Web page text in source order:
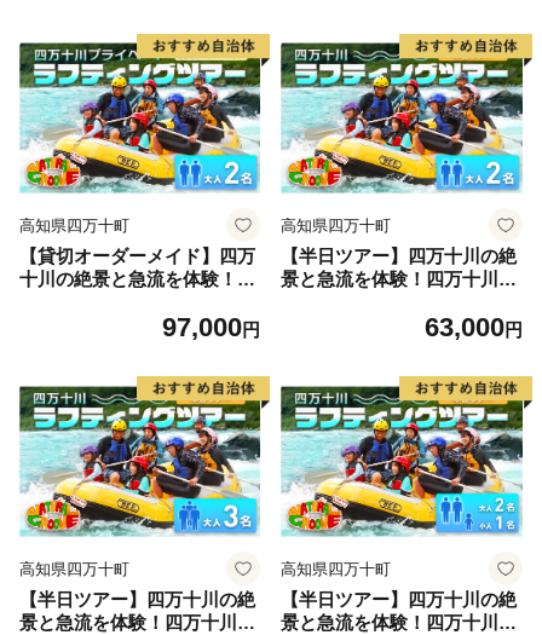
高知県四万十町
【貸切オーダーメイド】四万
十川の絶景と急流を体験！四
ングツアー 大人2名『昼食
97,000円
高知県四万十町
【半日ツアー】四万十川の絶
景と急流を体験！四万十川ラ
63,000円
高知県四万十町
【半日ツアー】四万十川の絶
景と急流を体験！四万十川ラ
高知県四万十町
【半日ツアー】四万十川の絶
景と急流を体験！四万十川ラ